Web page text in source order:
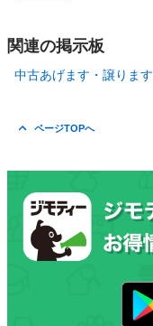
関連の掲示板
中古あげます・譲ります
ページTOPへ